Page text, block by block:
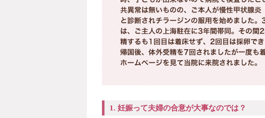
1. 妊娠って夫婦の合意が大事なのでは？